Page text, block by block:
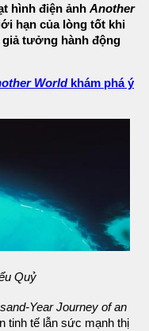
hình điện ảnh Another
hạn của lòng tốt khi
tưởng hành động
Worldkhám phá ý
Quỷ
Year Journey of an
tinh tế lẫn sức mạnh thị